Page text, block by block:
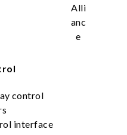
control
interface